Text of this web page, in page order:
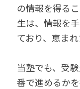
の情報を得る
生は、情報を
ており、恵ま
当塾でも、受
番で進めるか